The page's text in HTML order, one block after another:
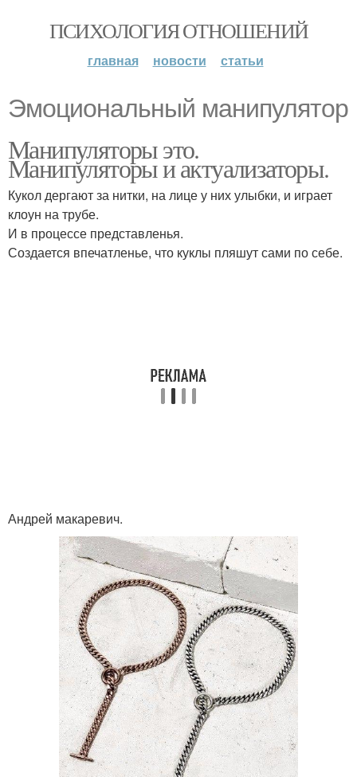
ПСИХОЛОГИЯ ОТНОШЕНИЙ
главная новости статьи
Эмоциональный манипулятор
Манипуляторы это.
Манипуляторы и актуализаторы.
Кукол дергают за нитки, на лице у них улыбки, и играет
клоун на трубе.
И в процессе представленья.
Создается впечатленье, что куклы пляшут сами по себе.
Андрей макаревич.